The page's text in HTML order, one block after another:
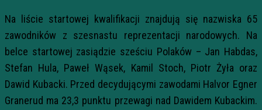
Na liście startowej kwalifikacji znajdują się nazwiska 65
zawodników z szesnastu reprezentacji narodowych. Na
belce startowej zasiądzie sześciu Polaków – Jan Habdas,
Stefan Hula, Paweł Wąsek, Kamil Stoch, Piotr Żyła oraz
Dawid Kubacki. Przed decydującymi zawodami Halvor Egner
Granerud ma 23,3 punktu przewagi nad Dawidem Kubackim.